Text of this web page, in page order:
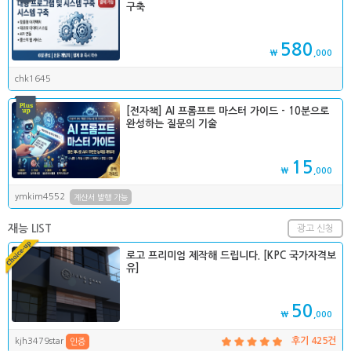
구축
₩ 580 ,000
chk1645
[전자책] AI 프롬프트 마스터 가이드 - 10분으로
완성하는 질문의 기술
₩ 15 ,000
ymkim4552 계산서 발행 가능
광고 신청
재능 LIST
로고 프리미엄 제작해 드립니다. [KPC 국가자격보
유]
₩ 50 ,000
kjh3479star 인증 후기 425건